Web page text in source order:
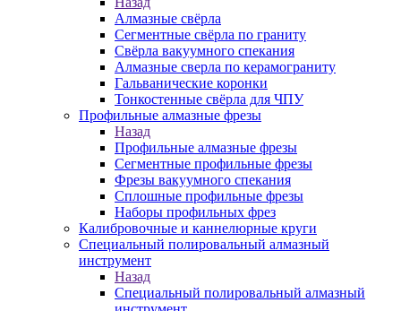
Алмазные свёрла
Сегментные свёрла по граниту
Свёрла вакуумного спекания
Алмазные сверла по керамограниту
Гальванические коронки
Тонкостенные свёрла для ЧПУ
Профильные алмазные фрезы
Назад
Профильные алмазные фрезы
Сегментные профильные фрезы
Фрезы вакуумного спекания
Сплошные профильные фрезы
Наборы профильных фрез
Калибровочные и каннелюрные круги
Специальный полировальный алмазный
инструмент
Назад
Специальный полировальный алмазный